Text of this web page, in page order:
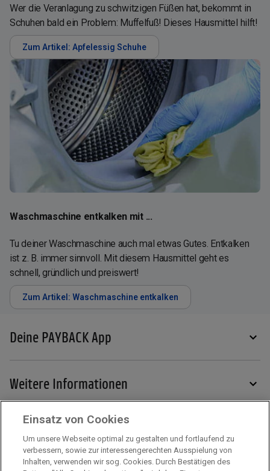
Wer die Veranlagung zu schwitzigen Füßen hat, bekommt in
Schuhen bald ein Problem: Muffelfuß! Dieses Hausmittel hilft!
Zum Artikel: Apfelessig Schuhe
Waschmaschine entkalken mit ...
Tu deiner Waschmaschine auch mal etwas Gutes. Entkalken
ist z. B. immer sinnvoll. Mit diesem Hausmittel geht es
schnell, gründlich und preiswert!
Zum Artikel: Waschmaschine entkalken
Deine PAYBACK App
Weitere Informationen
Einsatz von Cookies
Um unsere Webseite optimal zu gestalten und fortlaufend zu
verbessern, sowie zur interessengerechten Ausspielung von
Inhalten, verwenden wir sog. Cookies. Durch Bestätigen des